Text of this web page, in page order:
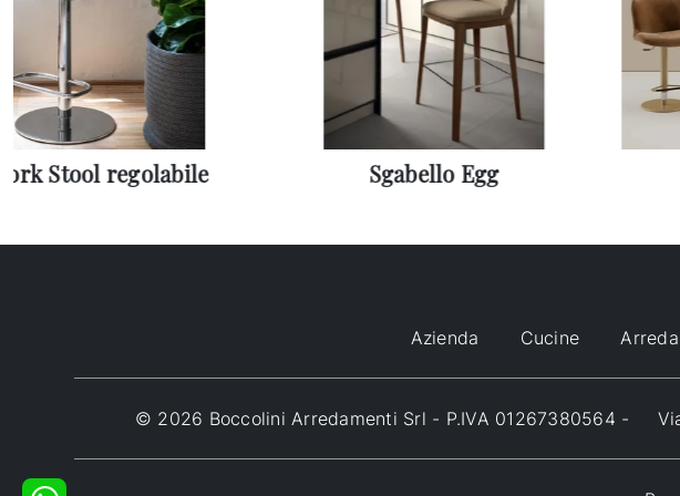
Stool regolabile Sgabello Egg
Azienda Cucine
© 2026 Boccolini Arredamenti Srl - P.IVA 01267380564 -